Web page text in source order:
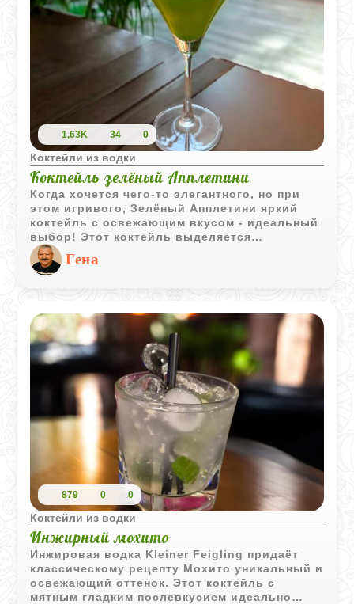
1,63K 34 0
Коктейли из водки
Коктейль зелёный Апплетини
Когда хочется чего-то элегантного, но при
этом игривого, Зелёный Апплетини яркий
коктейль с освежающим вкусом - идеальный
выбор! Этот коктейль выделяется
насыщенным зелёным оттенком и ярким
яблочным ароматом, который моментально
освежает и пробуждает вкусовые рецепторы.
Гена
879 0 0
Коктейли из водки
Инжирный мохито
Инжировая водка Kleiner Feigling придаёт
классическому рецепту Мохито уникальный и
освежающий оттенок. Этот коктейль с
мятным гладким послевкусием идеально